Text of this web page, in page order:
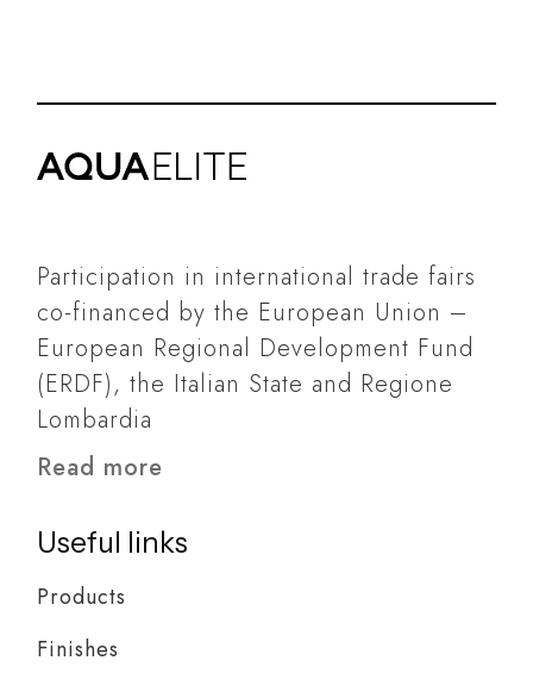
Participation in international trade fairs
co-financed by the European Union –
European Regional Development Fund
(ERDF), the Italian State and Regione
Lombardia
Read more
Useful links
Products
Finishes